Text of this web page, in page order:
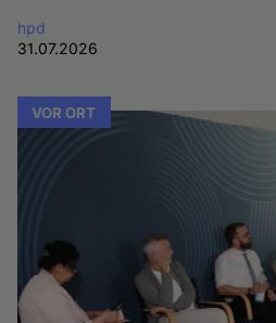
hpd
31.07.2026
VOR ORT